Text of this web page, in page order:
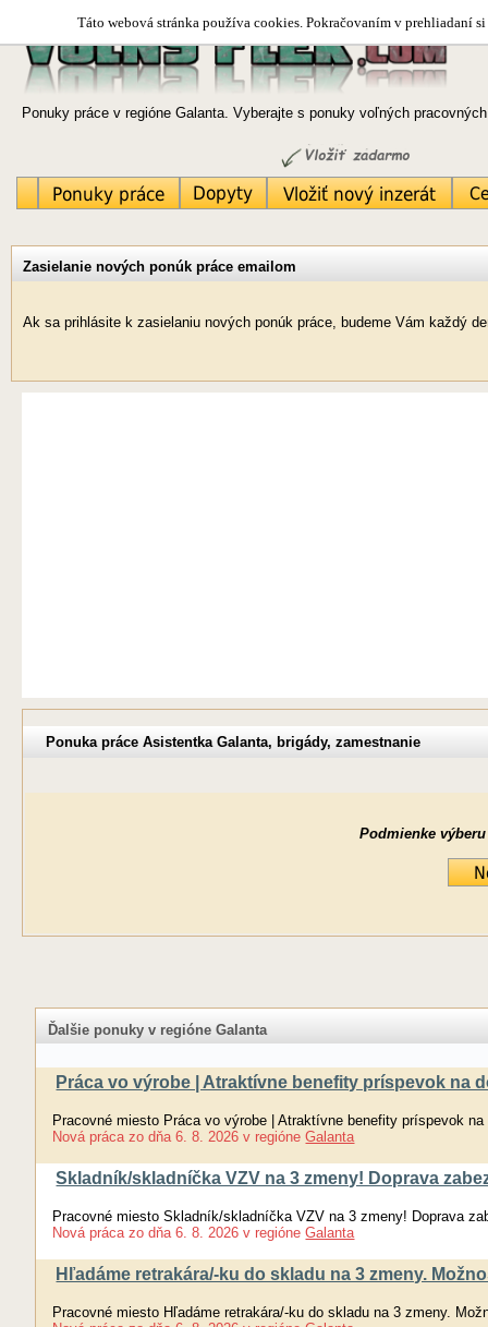
Táto webová stránka používa cookies. Pokračovaním v prehliadaní
Ponuky práce v regióne Galanta. Vyberajte s ponuky voľných
Zasielanie nových ponúk práce emailom
Ak sa prihlásite k zasielaniu nových ponúk práce, budeme Vám každý
Ponuka práce Asistentka Galanta, brigády, zamestnanie
Podmienke výberu
Ďalšie ponuky v regióne Galanta
Práca vo výrobe | Atraktívne benefity príspevok na
Pracovné miesto Práca vo výrobe | Atraktívne benefity príspevok
Nová práca zo dňa 6. 8. 2026 v regióne Galanta
Skladník/skladníčka VZV na 3 zmeny! Doprava
Pracovné miesto Skladník/skladníčka VZV na 3 zmeny! Doprava
Nová práca zo dňa 6. 8. 2026 v regióne Galanta
Hľadáme retrakára/-ku do skladu na 3 zmeny.
Pracovné miesto Hľadáme retrakára/-ku do skladu na 3 zmeny.